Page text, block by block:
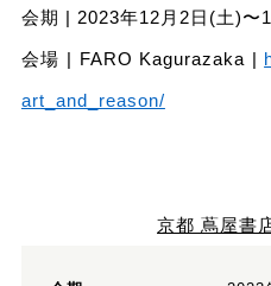
会期 | 2023年12月2日(土)〜
会場 | FARO Kagurazaka |
art_and_reason/
京都 蔦屋書